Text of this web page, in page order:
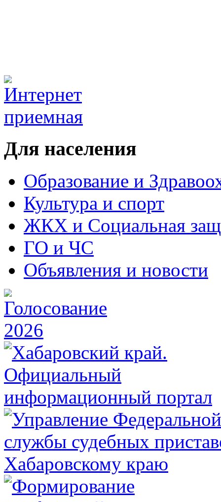
Для населения
Образование и
Культура и спорт
ЖКХ и Социальная
ГО и ЧС
Объявления и новости